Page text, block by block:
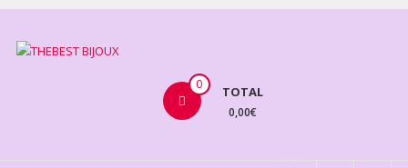
Aller
contenu
BIJOUX
0 TOTAL
0,00€